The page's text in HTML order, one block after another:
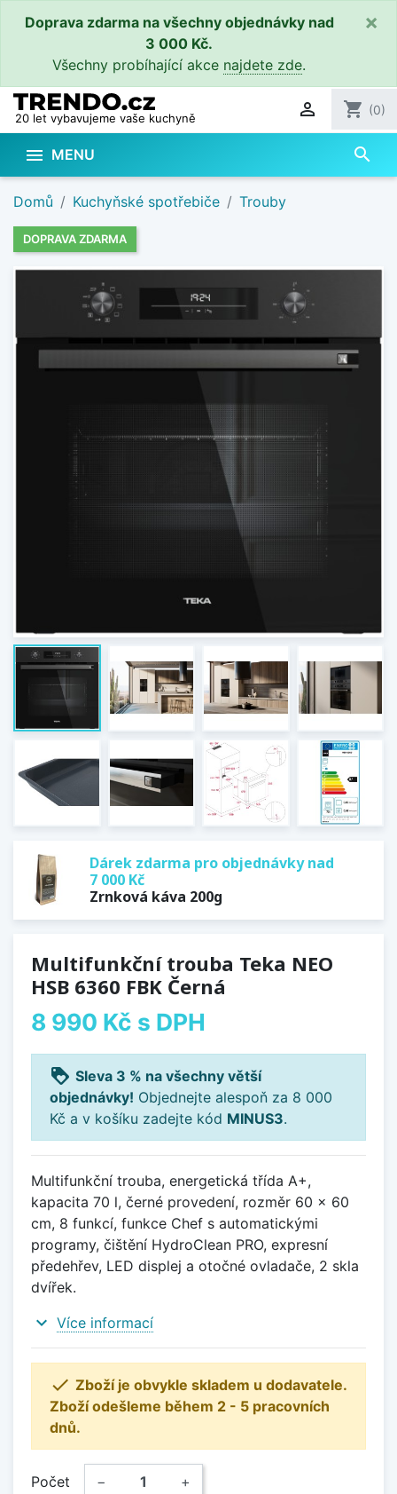
Doprava zdarma na všechny objednávky nad
3 000 Kč.
Všechny probíhající akce najdete zde.
×
20 let vybavujeme vaše kuchyně  shopping_cart (0)
 MENU search
Domů Kuchyňské spotřebiče Trouby
DOPRAVA ZDARMA
Dárek zdarma pro objednávky nad
7 000 Kč
Zrnková káva 200g
Multifunkční trouba Teka NEO
HSB 6360 FBK Černá
8 990 Kč s DPH
loyalty Sleva 3 % na všechny větší
objednávky! Objednejte alespoň za 8 000
Kč a v košíku zadejte kód MINUS3.
Multifunkční trouba, energetická třída A+,
kapacita 70 l, černé provedení, rozměr 60 x 60
cm, 8 funkcí, funkce Chef s automatickými
programy, čištění HydroClean PRO, expresní
předehřev, LED displej a otočné ovladače, 2 skla
dvířek.
expand_more Více informací
 Zboží je obvykle skladem u dodavatele.
Zboží odešleme během 2 - 5 pracovních
dnů.
Počet − +